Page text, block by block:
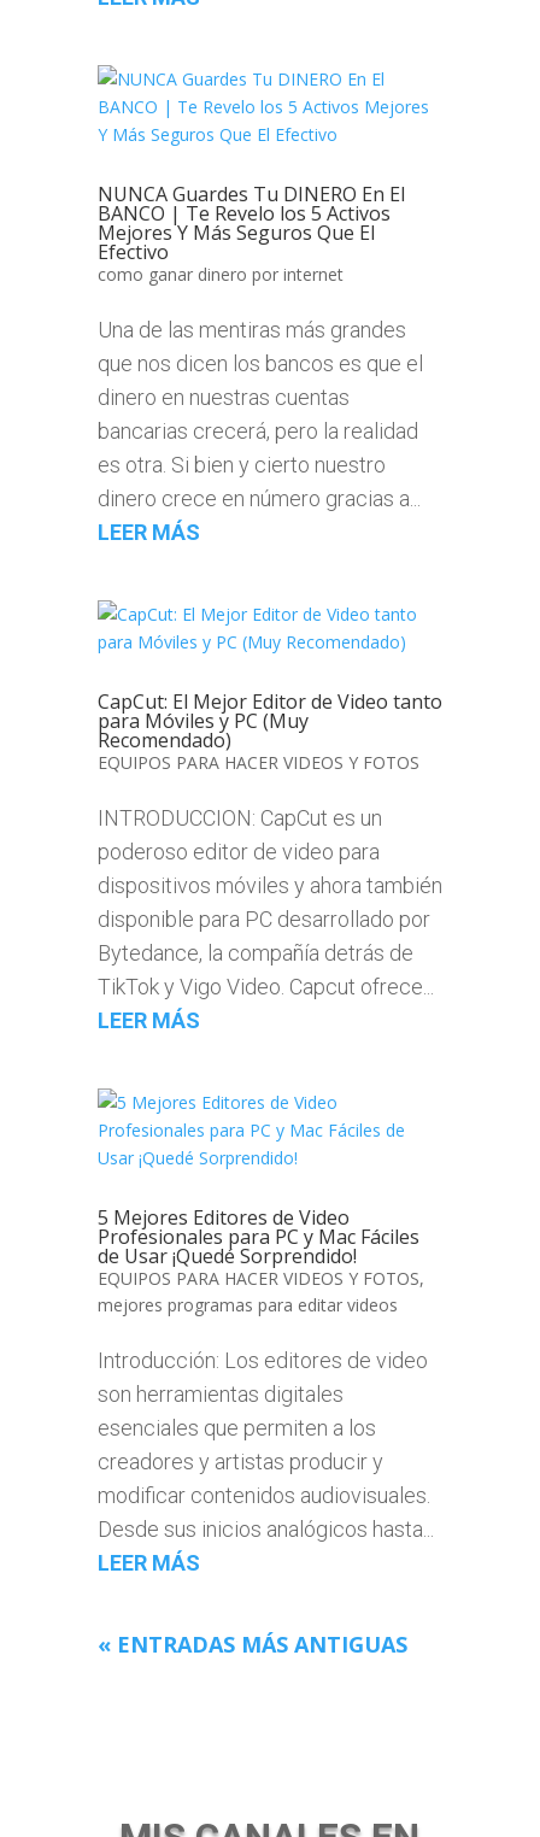
NUNCA Guardes Tu DINERO En El
BANCO | Te Revelo los 5 Activos
Mejores Y Más Seguros Que El
Efectivo
como ganar dinero por internet
Una de las mentiras más grandes
que nos dicen los bancos es que el
dinero en nuestras cuentas
bancarias crecerá, pero la realidad
es otra. Si bien y cierto nuestro
dinero crece en número gracias a...
LEER MÁS
CapCut: El Mejor Editor de Video tanto
para Móviles y PC (Muy
Recomendado)
EQUIPOS PARA HACER VIDEOS Y FOTOS
INTRODUCCION: CapCut es un
poderoso editor de video para
dispositivos móviles y ahora también
disponible para PC desarrollado por
Bytedance, la compañía detrás de
TikTok y Vigo Video. Capcut ofrece...
LEER MÁS
5 Mejores Editores de Video
Profesionales para PC y Mac Fáciles
de Usar ¡Quedé Sorprendido!
EQUIPOS PARA HACER VIDEOS Y FOTOS,
mejores programas para editar videos
Introducción: Los editores de video
son herramientas digitales
esenciales que permiten a los
creadores y artistas producir y
modificar contenidos audiovisuales.
Desde sus inicios analógicos hasta...
LEER MÁS
« ENTRADAS MÁS ANTIGUAS